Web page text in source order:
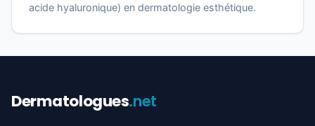
acide hyaluronique) en dermatologie esthétique.
Dermatologues.net